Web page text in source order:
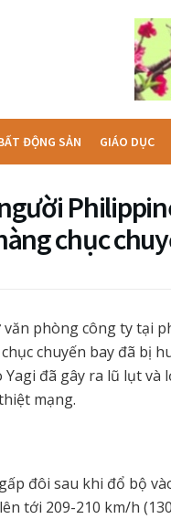
ĐỘNG SẢN GIÁO DỤC
người
chục
phòng công ty tại
chuyến bay đã bị
đã gây ra lũ lụt và
mạng.
đôi sau khi đổ bộ
tới 209-210 km/h